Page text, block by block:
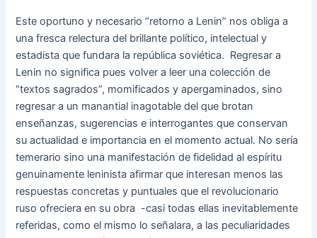
Este oportuno y necesario “retorno a Lenin” nos obliga a
una fresca relectura del brillante político, intelectual y
estadista que fundara la república soviética. Regresar a
Lenin no significa pues volver a leer una colección de
“textos sagrados”, momificados y apergaminados, sino
regresar a un manantial inagotable del que brotan
enseñanzas, sugerencias e interrogantes que conservan
su actualidad e importancia en el momento actual. No sería
temerario sino una manifestación de fidelidad al espíritu
genuinamente leninista afirmar que interesan menos las
respuestas concretas y puntuales que el revolucionario
ruso ofreciera en su obra -casi todas ellas inevitablemente
referidas, como el mismo lo señalara, a las peculiaridades